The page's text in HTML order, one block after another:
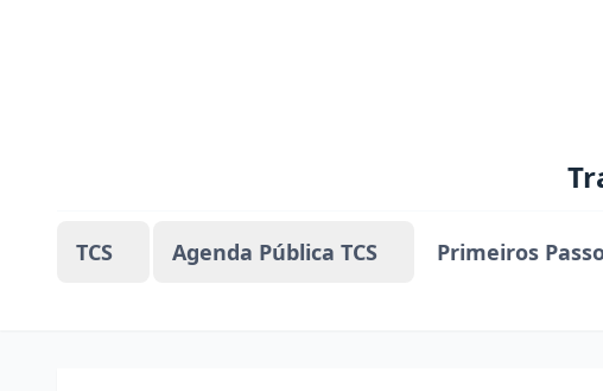
TCS Agenda Pública TCS Primeiros